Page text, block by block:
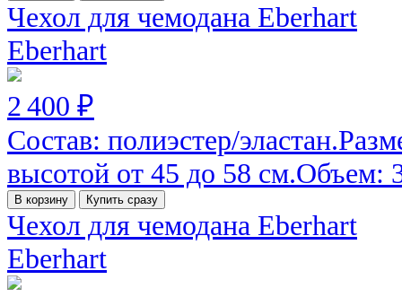
Чехол для чемодана Eberhart
Eberhart
2 400 ₽
Состав: полиэстер/
высотой от 45 до 58 см.Объем:
В корзину Купить сразу
Чехол для чемодана Eberhart
Eberhart